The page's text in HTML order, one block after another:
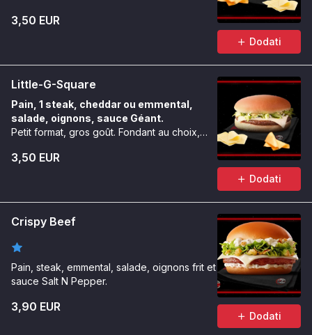
3,50 EUR
Dodati
Little-G-Square
Pain, 1 steak, cheddar ou emmental,
salade, oignons, sauce Géant.
Petit format, gros goût. Fondant au choix,
3,50 EUR
Dodati
Crispy Beef
Pain, steak, emmental, salade, oignons frit et
sauce Salt N Pepper.
3,90 EUR
Dodati